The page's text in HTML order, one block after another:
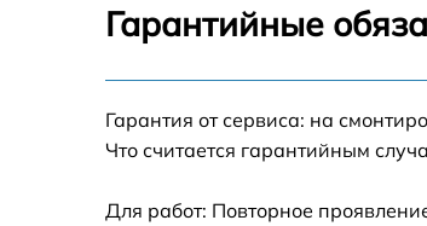
Ремонт встроенного
других устройств
Замена микросхемы логики
Гарантийные
Гарантия от сервиса: на
Что считается гарантийным
Для работ: Повторное